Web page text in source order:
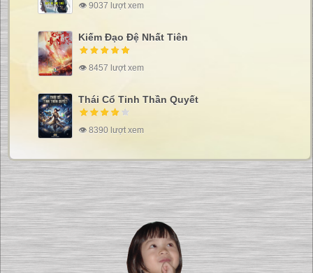
👁 9037 lượt xem
Kiếm Đạo Đệ Nhất Tiên
👁 8457 lượt xem
Thái Cổ Tinh Thần Quyết
👁 8390 lượt xem